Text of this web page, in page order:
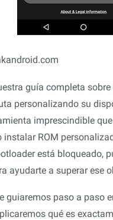
guía completa
personalizando su
imprescindible
ROM
está bloqueado,
ayudarte a superar ese
guiaremos paso a paso
qué es